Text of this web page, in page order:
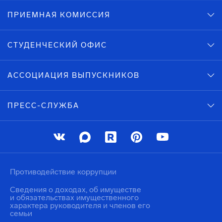
ПРИЕМНАЯ КОМИССИЯ
СТУДЕНЧЕСКИЙ ОФИС
АССОЦИАЦИЯ ВЫПУСКНИКОВ
ПРЕСС-СЛУЖБА
Противодействие коррупции
Сведения о доходах, об имуществе
и обязательствах имущественного
характера руководителя и членов его
семьи